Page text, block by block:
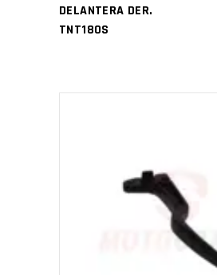
DELANTERA DER.
TNT180S
AÑADIR AL CARRITO